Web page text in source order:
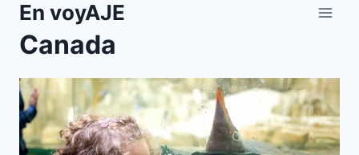
Aller
contenu
En voyAJE
Canada